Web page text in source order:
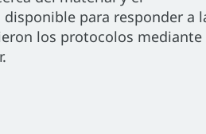
para responder a
los protocolos mediante